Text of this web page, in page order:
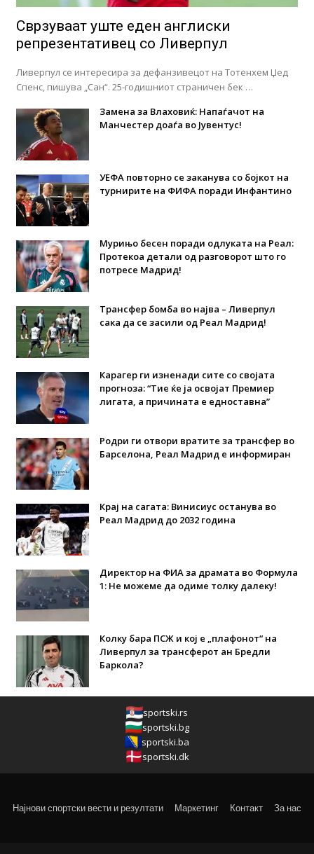
Сврзуваат уште еден англиски
репрезентативец со Ливерпул
Ливерпул се интересира за дефанзивецот на Тотенхем Џед
Спенс, пишува „Сан“. 25-годишниот страничен бек …
Замена за Влаховиќ: Напаѓачот на
Манчестер доаѓа во Јувентус!
УЕФА повторно се заканува со бојкот на
турнирите на ФИФА поради Инфантино
Мурињо бесен поради одлуката на Реал:
Протекоа детали од разговорот што го
потресе Мадрид!
Трансфер бомба во најва – Ливерпул
сака да се засили од Реал Мадрид!
Карагер ги изненади сите со својата
прогноза: “Тие ќе ја освојат Премиер
лигата, а причината е едноставна”
Родри ги отвори вратите за трансфер во
Барселона, Реал Мадрид е информиран
Крај на сагата: Винисиус останува во
Реал Мадрид до 2032 година
Директор на ФИА за драмата во Формула
1: Не можеме да одиме толку далеку!
Колку бара ПСЖ и кој е „плафонот“ на
Ливерпул за трансферот ан Бредли
Баркола?
sportski.rs
sportski.bg
sportski.ba
sportski.dk
Најнови спортски вести и резултати Маркетинг Контакт За нас